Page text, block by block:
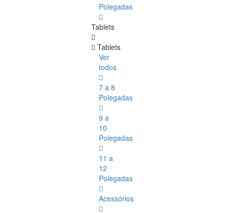
Polegadas
Tablets
Tablets
Ver
todos
7 a 8
Polegadas
9 a
10
Polegadas
11 a
12
Polegadas
Acessórios